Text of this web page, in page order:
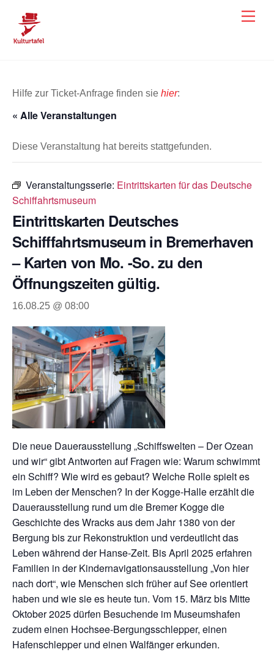
content
Hilfe zur Ticket-Anfrage finden sie hier:
« Alle Veranstaltungen
Diese Veranstaltung hat bereits stattgefunden.
Veranstaltungsserie: Eintrittskarten für das Deutsche
Schiffahrtsmuseum
Eintrittskarten Deutsches
Schifffahrtsmuseum in Bremerhaven
– Karten von Mo. -So. zu den
Öffnungszeiten gültig.
16.08.25 @ 08:00
Die neue Dauerausstellung „Schiffswelten – Der Ozean
und wir“ gibt Antworten auf Fragen wie: Warum schwimmt
ein Schiff? Wie wird es gebaut? Welche Rolle spielt es
im Leben der Menschen? In der Kogge-Halle erzählt die
Dauerausstellung rund um die Bremer Kogge die
Geschichte des Wracks aus dem Jahr 1380 von der
Bergung bis zur Rekonstruktion und verdeutlicht das
Leben während der Hanse-Zeit. Bis April 2025 erfahren
Familien in der Kindernavigationsausstellung „Von hier
nach dort“, wie Menschen sich früher auf See orientiert
haben und wie sie es heute tun. Vom 15. März bis Mitte
Oktober 2025 dürfen Besuchende im Museumshafen
zudem einen Hochsee-Bergungsschlepper, einen
Hafenschlepper und einen Walfänger erkunden.